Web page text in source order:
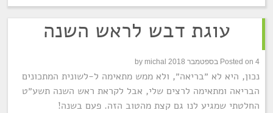
עוגת דבש לראש השנה
Posted on 4 בספטמבר 2018 by michal
נכון, היא לא ״בריאה״, ולא ממש מתאימה ל-לשונית המתכונים
הבריאה ומתאימה לרצים שלי, אבל לקראת ראש השנה תשע״ט
החלטתי שמגיע לנו גם קצת מהטוב הזה. פעם בשנה!